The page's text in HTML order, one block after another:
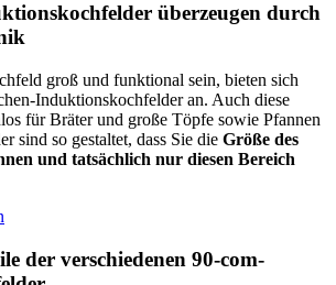
überzeugen durch
groß und funktional sein, bieten sich
Induktionskochfelder an. Auch diese
für Bräter und große Töpfe sowie Pfannen
sind so gestaltet, dass Sie die Größe des
und tatsächlich nur diesen Bereich
der verschiedenen 90-com-